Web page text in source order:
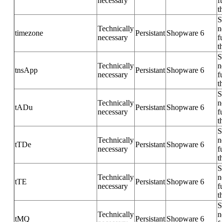
timezone
Technically
necessary
Persistant Shopware 6
tnsApp
Technically
necessary
Persistant Shopware 6
tADu
Technically
necessary
Persistant Shopware 6
tTDe
Technically
necessary
Persistant Shopware 6
tTE
Technically
necessary
Persistant Shopware 6
tMQ
Technically
Persistant Shopware 6